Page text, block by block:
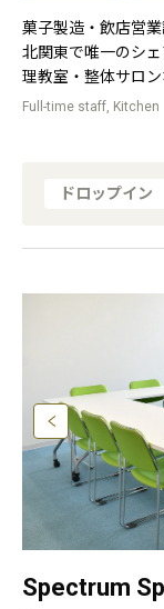
菓子製造・飲店営
北関東で唯一のシ
理教室・整体サロン
Full-time staff, Kitchen
ドロップイン
Spectrum